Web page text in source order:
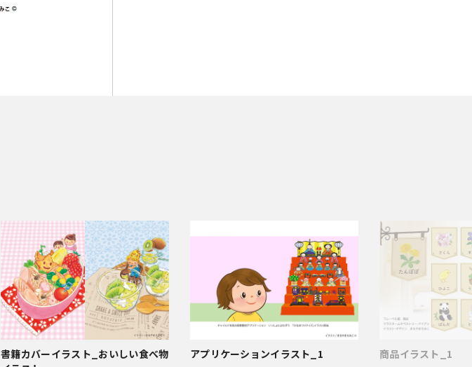
書籍カバーイラスト_おいしい食べ物
アプリケーションイラスト_1 商品イラスト_1